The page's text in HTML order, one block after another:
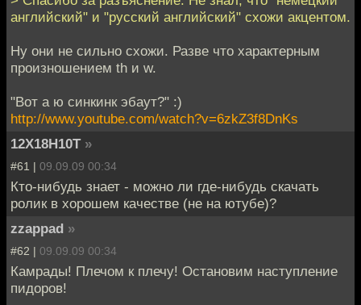
английский" и "русский английский" схожи акцентом.
Ну они не сильно схожи. Разве что характерным
произношением th и w.
"Вот а ю синкинк эбаут?" :)
http://www.youtube.com/watch?v=6zkZ3f8DnKs
12Х18Н10Т »
#61 | 09.09.09 00:34
Кто-нибудь знает - можно ли где-нибудь скачать
ролик в хорошем качестве (не на ютубе)?
zzappad »
#62 | 09.09.09 00:34
Камрады! Плечом к плечу! Остановим наступление
пидоров!